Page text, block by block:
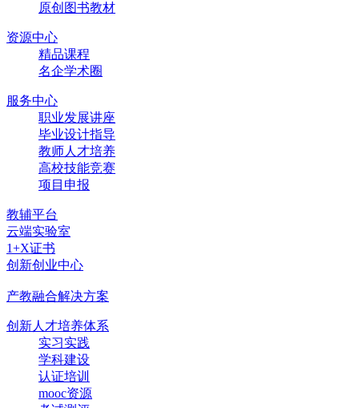
原创图书教材
资源中心
精品课程
名企学术圈
服务中心
职业发展讲座
毕业设计指导
教师人才培养
高校技能竞赛
项目申报
教辅平台
云端实验室
1+X证书
创新创业中心
产教融合解决方案
创新人才培养体系
实习实践
学科建设
认证培训
mooc资源